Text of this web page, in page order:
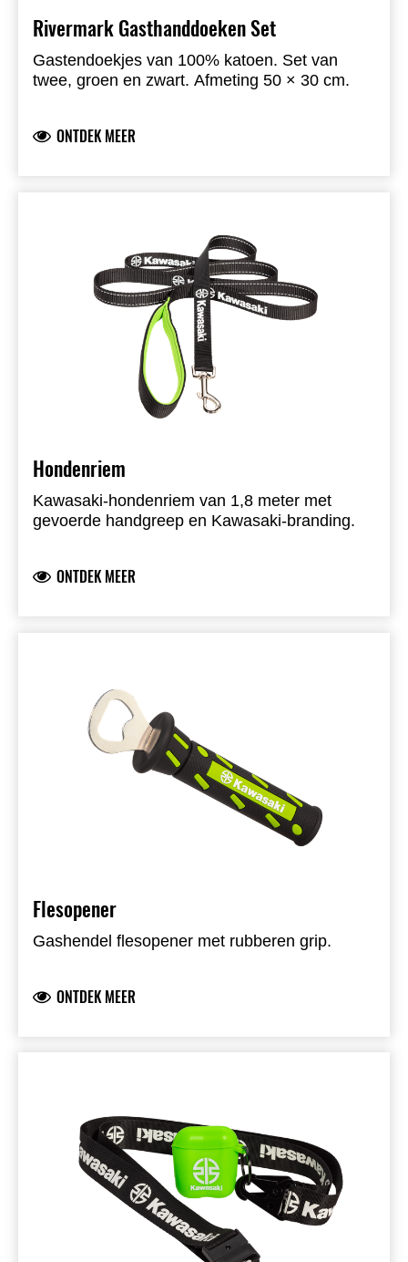
Rivermark Gasthanddoeken Set
Gastendoekjes van 100% katoen. Set van
twee, groen en zwart. Afmeting 50 × 30 cm.
ONTDEK MEER
Hondenriem
Kawasaki-hondenriem van 1,8 meter met
gevoerde handgreep en Kawasaki-branding.
ONTDEK MEER
Flesopener
Gashendel flesopener met rubberen grip.
ONTDEK MEER